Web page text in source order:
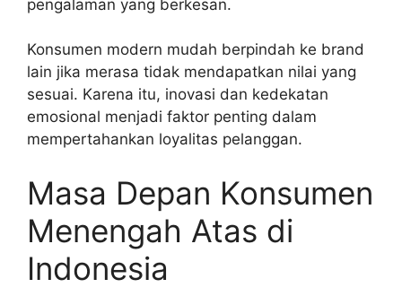
pengalaman yang berkesan.
Konsumen modern mudah berpindah ke brand
lain jika merasa tidak mendapatkan nilai yang
sesuai. Karena itu, inovasi dan kedekatan
emosional menjadi faktor penting dalam
mempertahankan loyalitas pelanggan.
Masa Depan Konsumen
Menengah Atas di
Indonesia